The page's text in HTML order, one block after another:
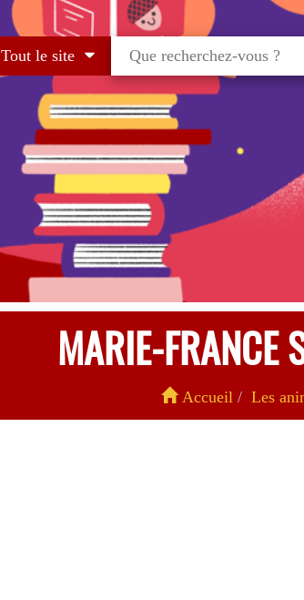
Tout le site
MARIE-FRANCE
Accueil Les